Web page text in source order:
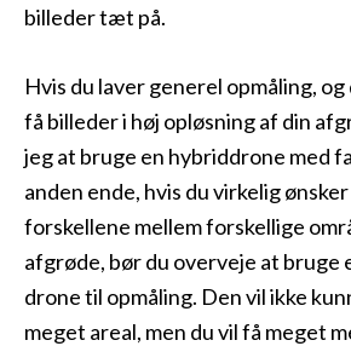
billeder tæt på.
Hvis du laver generel opmåling, og
få billeder i høj opløsning af din
jeg at bruge en hybriddrone med
anden ende, hvis du virkelig
forskellene mellem forskellige
afgrøde, bør du overveje at bruge
drone til opmåling. Den vil ikke
meget areal, men du vil få meget